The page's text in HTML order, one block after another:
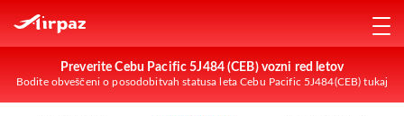
Preverite Cebu Pacific 5J484 (CEB) vozni red letov
Bodite obveščeni o posodobitvah statusa leta Cebu Pacific 5J484(CEB) tukaj